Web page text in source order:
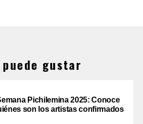
gustar
Pichilemina 2025: Conoce
son los artistas confirmados